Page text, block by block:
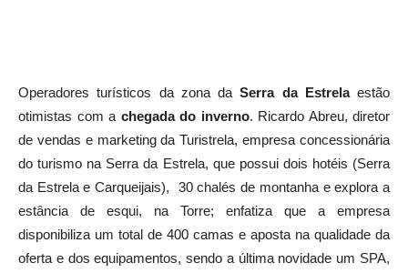
Operadores turísticos da zona daSerra da Estrelaestão
otimistas com a chegada do inverno. Ricardo Abreu, diretor
de vendas e marketing da Turistrela, empresa concessionária
do turismo na Serra da Estrela, que possui dois hotéis (Serra
da Estrela e Carqueijais), 30 chalés de montanha e explora a
estância de esqui, na Torre; enfatiza que a empresa
disponibiliza um total de 400 camas e aposta na qualidade da
oferta e dos equipamentos, sendo a última novidade um SPA,